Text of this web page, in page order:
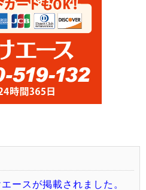
ースが掲載されました。